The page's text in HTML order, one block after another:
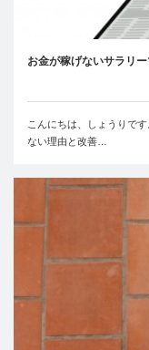
お金が稼げないサラリ
こんにちは、しょうりで
ない理由と改善…